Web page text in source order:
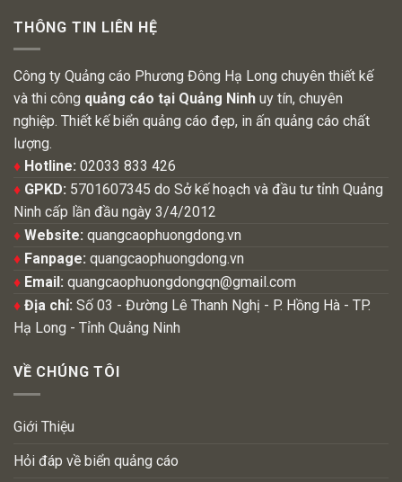
THÔNG TIN LIÊN HỆ
Công ty Quảng cáo Phương Đông Hạ Long chuyên thiết kế
và thi công quảng cáo tại Quảng Ninh uy tín, chuyên
nghiệp. Thiết kế biển quảng cáo đẹp, in ấn quảng cáo chất
lượng.
♦ Hotline: 02033 833 426
♦ GPKD: 5701607345 do Sở kế hoạch và đầu tư tỉnh Quảng
Ninh cấp lần đầu ngày 3/4/2012
♦ Website: quangcaophuongdong.vn
♦ Fanpage: quangcaophuongdong.vn
♦ Email: quangcaophuongdongqn@gmail.com
♦ Địa chỉ: Số 03 - Đường Lê Thanh Nghị - P. Hồng Hà - TP.
Hạ Long - Tỉnh Quảng Ninh
VỀ CHÚNG TÔI
Giới Thiệu
Hỏi đáp về biển quảng cáo